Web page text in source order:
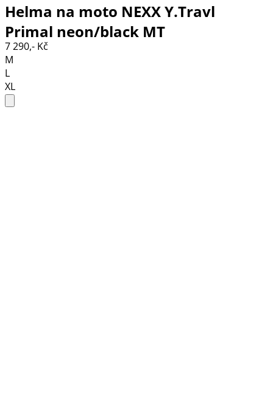
Helma na moto NEXX Y.Travl
Primal neon/black MT
7 290,- Kč
M
L
XL